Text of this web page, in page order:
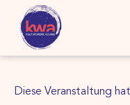
Diese Veranstaltung